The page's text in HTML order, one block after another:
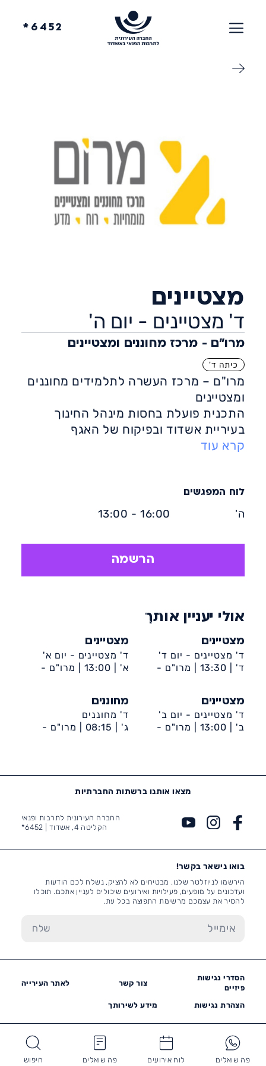
6452*
מצטיינים
ד' מצטיינים - יום ה'
מרו"ם - מרכז מחוננים ומצטיינים
כיתה ד'
מרו"ם – מרכז העשרה לתלמידים מחוננים
ומצטיינים
התכנית פועלת בחסות מינהל החינוך
בעיריית אשדוד ובפיקוח של האגף
לתלמידים מחוננים ומצטיינים במשרד
בלבד.
התכנית מציעה מגוון קורסי העשרה
במתווה הליבה לתלמידים מחוננים
ומצטיינים , משרד החינוך:
רוח , חברה, מדע וטכנולוגיה.
קרא עוד
הרשמה
לוח המפגשים
ה' 16:00 - 13:00
אולי יעניין אותך
מצטיינים
ד' מצטיינים - יום ד'
ד' | 13:30 |
מרו"ם -
מצטיינים
ד' מצטיינים - יום א'
א' | 13:00 |
מרו"ם -
מצטיינים
ד' מצטיינים - יום ב'
ב' | 13:00 |
מרו"ם -
מחוננים
ד' מחוננים
ג' |
08:15 |
מרו"ם -
מצאו אותנו ברשתות החברתיות
החברה העירונית לתרבות ופנאי
הקליטה 4, אשדוד |
6452*
בואו נישאר בקשר!
הירשמו לניוזלטר שלנו. מבטיחים לא להציק, נשלח לכם הודעות
ועדכונים על מופעים, פעילויות ואירועים שיכולים לעניין אתכם. תוכלו
להסיר את עצמכם מרשימת התפוצה בכל עת.
הסדרי נגישות
פיזיים
צור קשר לאתר העירייה
הצהרת נגישות מידע לשירותך
פה שואלים לוח אירועים פה שואלים חיפוש